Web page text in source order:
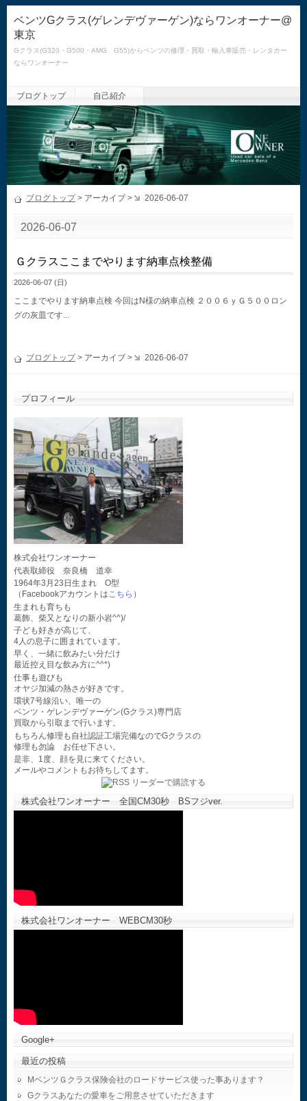
ベンツGクラス(ゲレンデヴァーゲン)ならワンオーナー@
東京
Gクラス(G320・G500・AMG G55)からベンツの修理・買取・輸入車販売・レンタカー
ならワンオーナー
ブログトップ 自己紹介
ブログトップ> アーカイブ > 2026-06-07
2026-06-07
Ｇクラスここまでやります納車点検整備
2026-06-07 (日)
ここまでやります納車点検 今回はN様の納車点検 ２００６ｙＧ５００ロン
グの灰皿です...
ブログトップ> アーカイブ > 2026-06-07
プロフィール
株式会社ワンオーナー
代表取締役 奈良橋 道幸
1964年3月23日生まれ O型
（Facebookアカウントはこちら ）
生まれも育ちも
葛飾、柴又となりの新小岩^^)/
子ども好きが高じて、
4人の息子に囲まれています。
早く、一緒に飲みたい分だけ
最近控え目な飲み方に^^*)
仕事も遊びも
オヤジ加減の熱さが好きです。
環状7号線沿い、唯一の
ベンツ・ゲレンデヴァーゲン(Gクラス)専門店
買取から引取まで行います。
もちろん修理も自社認証工場完備なのでGクラスの
修理も勿論 お任せ下さい。
是非、1度、顔を見に来てください。
メールやコメントもお待ちしてます。
株式会社ワンオーナー 全国CM30秒 BSフジver.
株式会社ワンオーナー WEBCM30秒
Google+
最近の投稿
MベンツＧクラス保険会社のロードサービス使った事あります？
Gクラスあなたの愛車をご用意させていただきます